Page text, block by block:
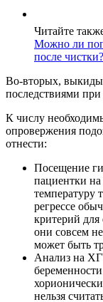
Читайте
Можно ли
после чистки?
Во-вторых,
последствиями
К числу
опровержения
отнести:
Посещение
пациентки на
температуру
регрессе
критерий для
они совсем
может быть
Анализ на
нельзя